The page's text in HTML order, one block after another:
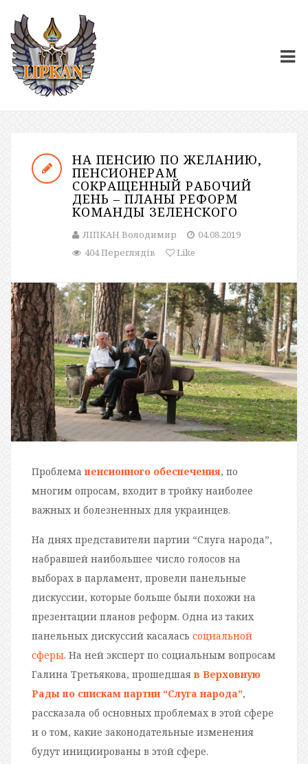
НА ПЕНСИЮ ПО ЖЕЛАНИЮ,
ПЕНСИОНЕРАМ
СОКРАЩЕННЫЙ РАБОЧИЙ
ДЕНЬ – ПЛАНЫ РЕФОРМ
КОМАНДЫ ЗЕЛЕНСКОГО
ЛІПКАН Володимир
04.08.2019
404 Переглядів
Like
Проблемапенсионного обеспечения, по
многим опросам, входит в тройку наиболее
важных и болезненных для украинцев.
На днях представители партии “Слуга народа”,
набравшей наибольшее число голосов на
выборах в парламент, провели панельные
дискуссии, которые больше были похожи на
презентации планов реформ. Одна из таких
панельных дискуссий касалась социальной
сферы. На ней эксперт по социальным вопросам
Галина Третьякова, прошедшаяв Верховную
Рады по спискам партии “Слуга народа”,
рассказала об основных проблемах в этой сфере
и о том, какие законодательные изменения
будут инициированы в этой сфере.